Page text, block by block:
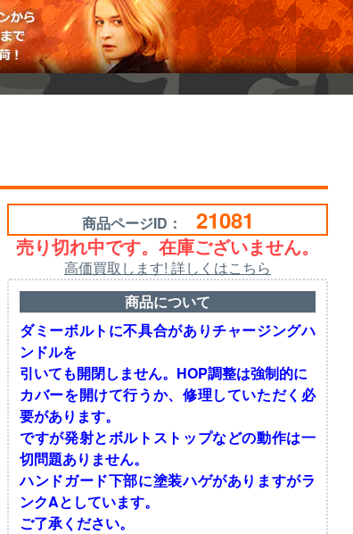
商品ページID： 21081
売り切れ中です。在庫ございません。
高価買取します! 詳しくはこちら
商品について
ダミーボルトに不具合がありチャージングハ
ンドルを
引いても開閉しません。HOP調整は強制的に
カバーを開けて行うか、修理していただく必
要があります。
ですが発射とボルトストップなどの動作は一
切問題ありません。
ハンドガード下部に塗装ハゲがありますがラ
ンクAとしています。
ご了承ください。